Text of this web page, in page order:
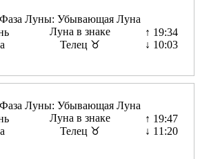
Луна в знаке
Телец ♉
↑ 19:34
↓ 10:03
Луна в знаке
Телец ♉
↑ 19:47
↓ 11:20